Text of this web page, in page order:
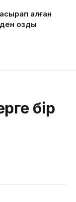
алған
озды
бір